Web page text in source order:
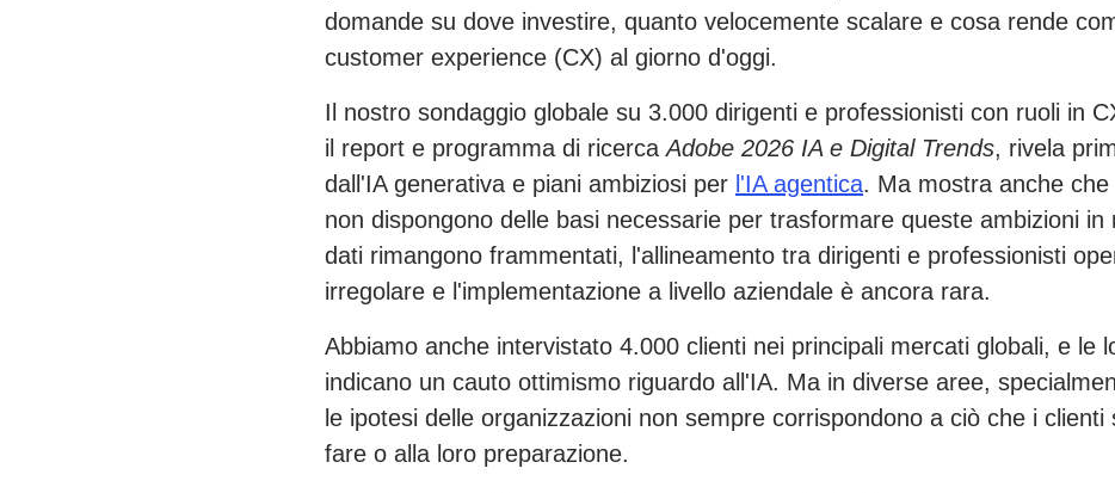
domande su dove investire, quanto velocemente scalare e cosa rende
customer experience (CX) al giorno d'oggi.
Il nostro sondaggio globale su 3.000 dirigenti e professionisti con ruoli in
il report e programma di ricercaAdobe 2026 IA e Digital Trends, rivela
dall'IA generativa e piani ambiziosi per l'IA agentica. Ma mostra anche
non dispongono delle basi necessarie per trasformare queste ambizioni in
dati rimangono frammentati, l'allineamento tra dirigenti e professionisti
irregolare e l'implementazione a livello aziendale è ancora rara.
Abbiamo anche intervistato 4.000 clienti nei principali mercati globali, e le
indicano un cauto ottimismo riguardo all'IA. Ma in diverse aree,
le ipotesi delle organizzazioni non sempre corrispondono a ciò che i clienti
fare o alla loro preparazione.